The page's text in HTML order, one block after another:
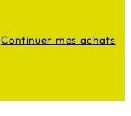
Continuer mes achats